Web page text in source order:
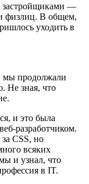
застройщиками —
физлиц. В общем,
уходить в
мы продолжали
Не зная, что
и это была
разработчиком.
CSS, но
всяких
и узнал, что
в IT.